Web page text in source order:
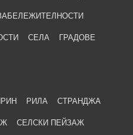
СЕЛА ГРАДОВЕ
РИЛА СТРАНДЖА
СЕЛСКИ ПЕЙЗАЖ